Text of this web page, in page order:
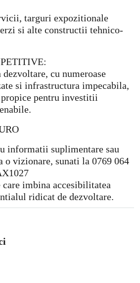
targuri expozitionale
si alte constructii tehnico-
cu numeroase
si infrastructura impecabila,
pentru investitii
informatii suplimentare sau
o vizionare, sunati la 0769 064
imbina accesibilitatea
ridicat de dezvoltare.